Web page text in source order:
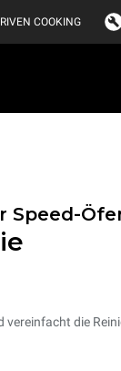
COOKING
Speed-
die